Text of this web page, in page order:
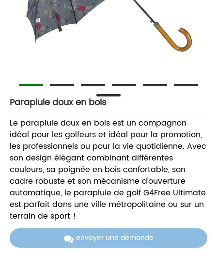
Parapluie doux en bois
Le parapluie doux en bois est un compagnon
idéal pour les golfeurs et idéal pour la promotion,
les professionnels ou pour la vie quotidienne. Avec
son design élégant combinant différentes
couleurs, sa poignée en bois confortable, son
cadre robuste et son mécanisme d'ouverture
automatique, le parapluie de golf G4Free Ultimate
est parfait dans une ville métropolitaine ou sur un
terrain de sport !
envoyer une demande